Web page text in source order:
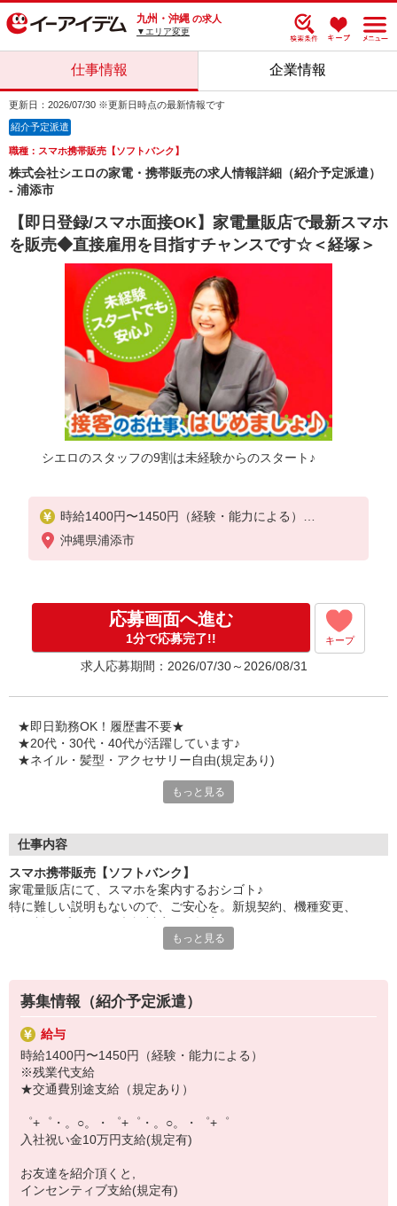
九州・沖縄 の求人
▼エリア変更
仕事情報 企業情報
更新日：2026/07/30 ※更新日時点の最新情報です
紹介予定派遣
職種：スマホ携帯販売【ソフトバンク】
株式会社シエロの家電・携帯販売の求人情報詳細（紹介予定派遣）
- 浦添市
【即日登録/スマホ面接OK】家電量販店で最新スマホ
を販売◆直接雇用を目指すチャンスです☆＜経塚＞
シエロのスタッフの9割は未経験からのスタート♪
時給1400円〜1450円（経験・能力による）
※残業代支給
★交通費別途支給（規定あり）
入社祝い金10万円支給(規定有)
お友達を紹介頂くと,
インセンティブ支給(規定有)
゜・。○。・゜+゜・。○。・゜+゜
沖縄県浦添市
応募画面へ進む
1分で応募完了!! キープ
求人応募期間：2026/07/30～2026/08/31
★即日勤務OK！履歴書不要★
★20代・30代・40代が活躍しています♪
★ネイル・髪型・アクセサリー自由(規定あり)
各キャリアの新機種が特別価格で購入OK！！
特別割引価格でご利用可能☆☆
お得に過ごしたいあなたの味方です♪
【選べるお仕事いろいろ】
事務、経理、データ入力、コールセンター、受付
▼工場・製造・軽作業系
機械/食品製造・梱包・仕分け・加工・組立・検査
▼美容系
眉毛サロンのアイブロウ・ネイリスト・エステ
▼営業・販売
法人営業・アパレル販売・個別指導塾・人材紹介
▼人気案件も多数♪
短期・期間限定・オープニング・官公庁案件
上場/優良/大手企業など
【スマホ面接実施中】
￣￣￣￣￣￣￣￣￣
自宅に居ながらスマホでカンタン面接OK！
もっと見る
仕事内容
スマホ携帯販売【ソフトバンク】
家電量販店にて、スマホを案内するおシゴト♪
特に難しい説明もないので、ご安心を。新規契約、機種変更、
満足度◎
■携帯やインターネット販売業務
docomo(ドコモ)/au(エーユー)・KDDI/softbank(ソフトバンク)など
の大手キャリアから
ワイモバイル(Y!mobille)、楽天モバイル、UQなど格安スマホまで幅
広く紹介可能♪
もっと見る
募集情報（紹介予定派遣）
給与
時給1400円〜1450円（経験・能力による）
※残業代支給
★交通費別途支給（規定あり）
゜+゜・。○。・゜+゜・。○。・゜+゜
入社祝い金10万円支給(規定有)
お友達を紹介頂くと,
インセンティブ支給(規定有)